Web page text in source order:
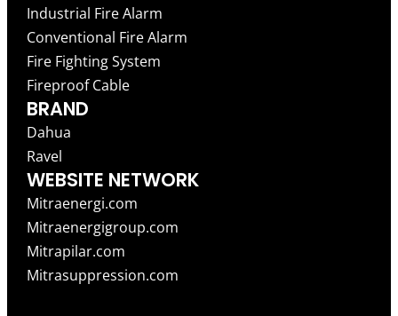
Industrial Fire Alarm
Conventional Fire Alarm
Fire Fighting System
Fireproof Cable
BRAND
Dahua
Ravel
WEBSITE NETWORK
Mitraenergi.com
Mitraenergigroup.com
Mitrapilar.com
Mitrasuppression.com